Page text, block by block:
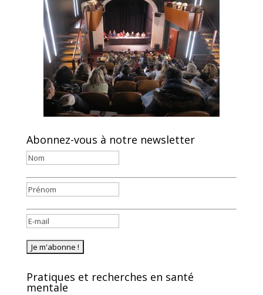
Abonnez-vous à notre newsletter
Pratiques et recherches en santé
mentale